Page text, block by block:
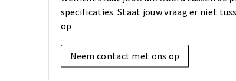
specificaties. Staat jouw vraag er niet
op
Neem contact met ons op